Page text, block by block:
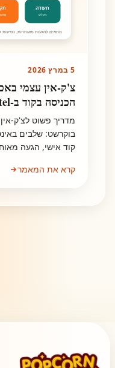
תעודה
מעלים
מתאים להגעות מאוחרות, נסיעות
5 במרץ 2026
צ'ק-אין עצמי
הכניסה בקוד ב-Popcorn Hostel
בוקרשט: שלבים
קוד אישי, הגעה
קרא את המאמר